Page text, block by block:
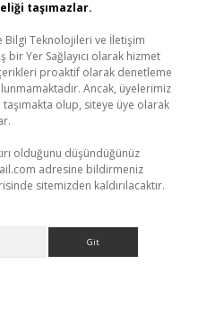
taşımazlar.
Bilgi Teknolojileri ve İletişim
bir Yer Sağlayıcı olarak hizmet
proaktif olarak denetleme
Ancak, üyelerimiz
olup, siteye üye olarak
olduğunu düşündüğünüz
adresine bildirmeniz
sitemizden kaldırılacaktır.